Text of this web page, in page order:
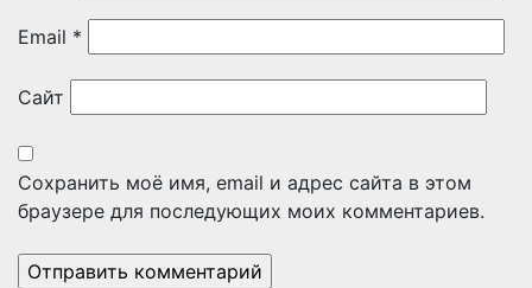
Email *
Сайт
Сохранить моё имя, email и адрес сайта в этом
браузере для последующих моих комментариев.